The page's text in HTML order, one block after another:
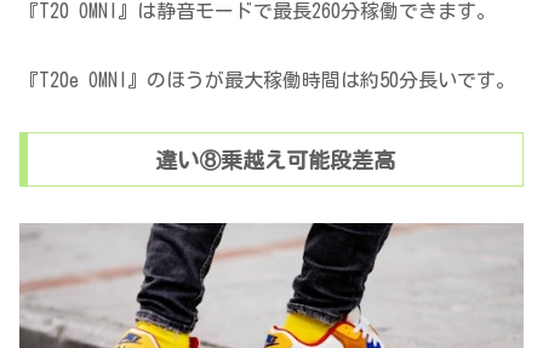
『T20 OMNI』は静音モードで最長260分稼働できます。
『T20e OMNI』のほうが最大稼働時間は約50分長いです。
違い⑧乗越え可能段差高